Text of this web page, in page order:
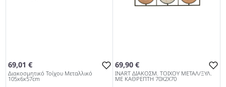
69,01 €
Διακοσμητικό Τοίχου Μεταλλικό
105x6x57cm
69,90 €
INART ΔΙΑΚΟΣΜ. ΤΟΙΧΟΥ ΜΕΤΑΛ/ΞΥΛ.
ΜΕ ΚΑΘΡΕΠΤΗ 70Χ2Χ70